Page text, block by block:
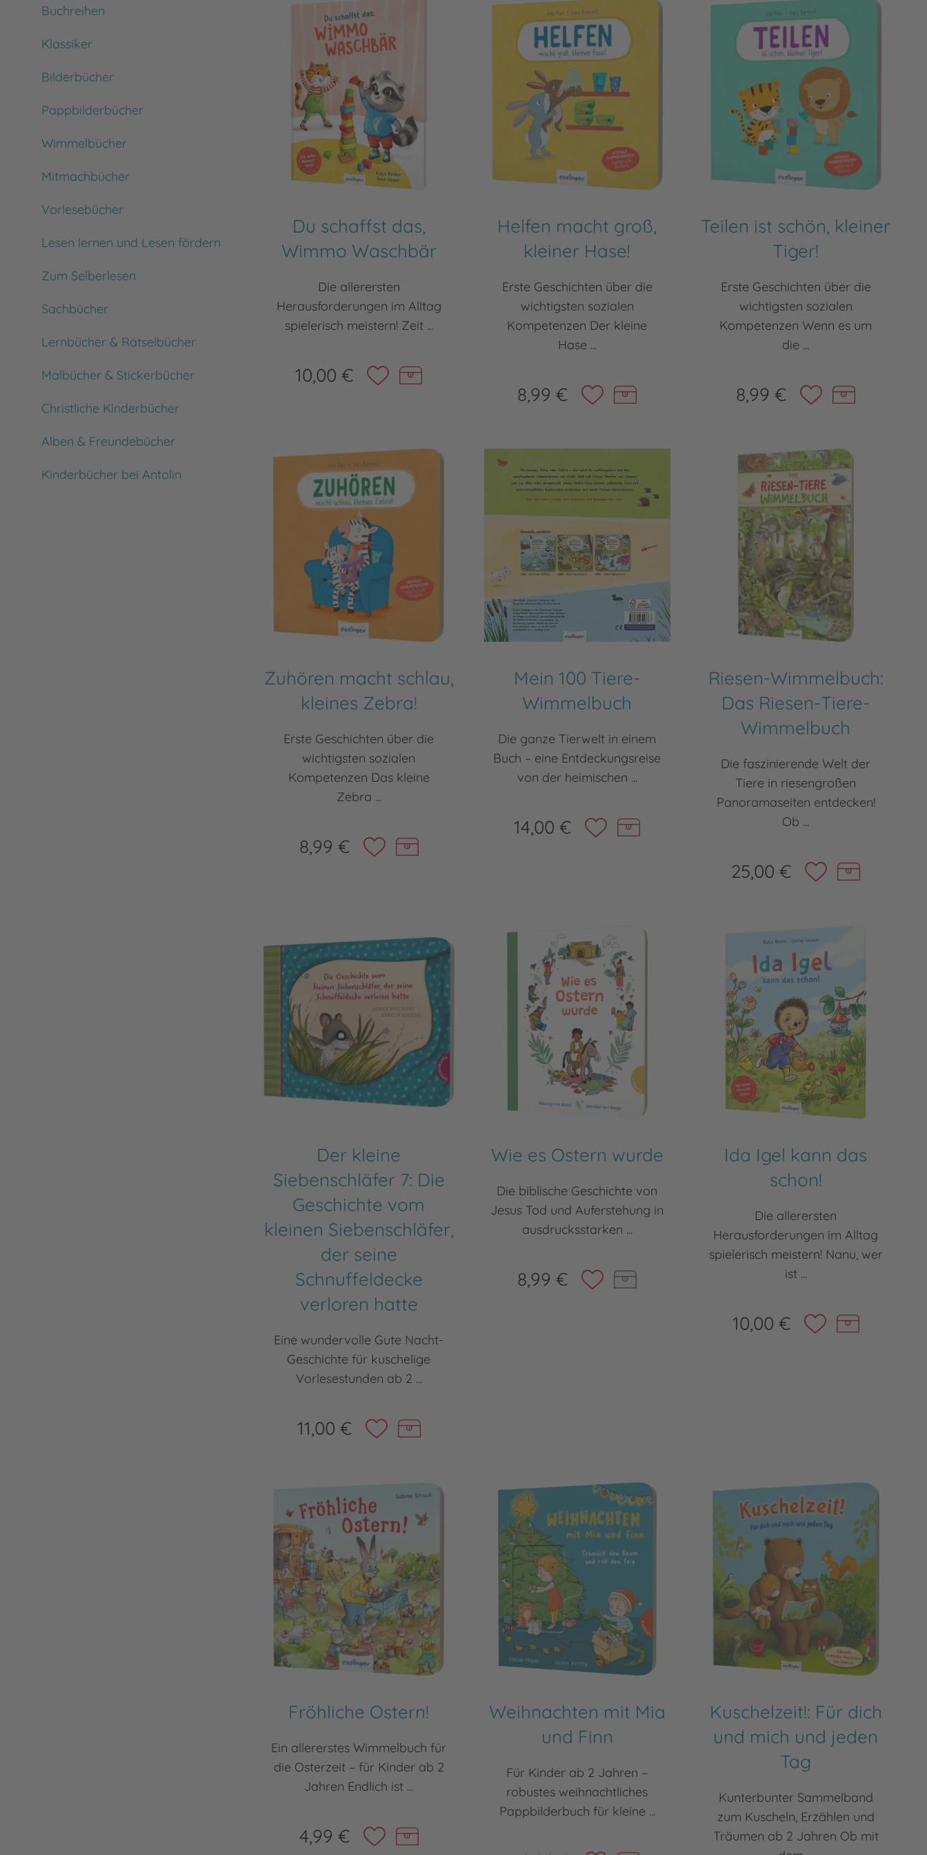
Buchreihen
Klassiker
Bilderbücher
Pappbilderbücher
Wimmelbücher
Mitmachbücher
Vorlesebücher
Lesen lernen und Lesen fördern
Zum Selberlesen
Sachbücher
Lernbücher & Rätselbücher
Malbücher & Stickerbücher
Christliche Kinderbücher
Alben & Freundebücher
Kinderbücher bei Antolin
Du schaffst das,
Wimmo Waschbär
Die allerersten
Herausforderungen im Alltag
spielerisch meistern! Zeit ...
10,00 €
Helfen macht groß,
kleiner Hase!
Erste Geschichten über die
wichtigsten sozialen
Kompetenzen Der kleine
Hase ...
8,99 €
Teilen ist schön, kleiner
Tiger!
Erste Geschichten über die
wichtigsten sozialen
Kompetenzen Wenn es um
die ...
8,99 €
Zuhören macht schlau,
kleines Zebra!
Erste Geschichten über die
wichtigsten sozialen
Kompetenzen Das kleine
Zebra ...
8,99 €
Mein 100 Tiere-
Wimmelbuch
Die ganze Tierwelt in einem
Buch – eine Entdeckungsreise
von der heimischen ...
14,00 €
Riesen-Wimmelbuch:
Das Riesen-Tiere-
Wimmelbuch
Die faszinierende Welt der
Tiere in riesengroßen
Panoramaseiten entdecken!
Ob ...
25,00 €
Der kleine
Siebenschläfer 7: Die
Geschichte vom
kleinen Siebenschläfer,
der seine
Schnuffeldecke
verloren hatte
Eine wundervolle Gute Nacht-
Geschichte für kuschelige
Vorlesestunden ab 2 ...
11,00 €
Wie es Ostern wurde
Die biblische Geschichte von
Jesus Tod und Auferstehung in
ausdrucksstarken ...
8,99 €
Ida Igel kann das
schon!
Die allerersten
Herausforderungen im Alltag
spielerisch meistern! Nanu, wer
ist ...
10,00 €
Fröhliche Ostern!
Ein allererstes Wimmelbuch für
die Osterzeit – für Kinder ab 2
Jahren Endlich ist ...
4,99 €
Weihnachten mit Mia
und Finn
Für Kinder ab 2 Jahren –
robustes weihnachtliches
Pappbilderbuch für kleine ...
Kuschelzeit!: Für dich
und mich und jeden
Tag
Kunterbunter Sammelband
zum Kuscheln, Erzählen und
Träumen ab 2 Jahren Ob mit